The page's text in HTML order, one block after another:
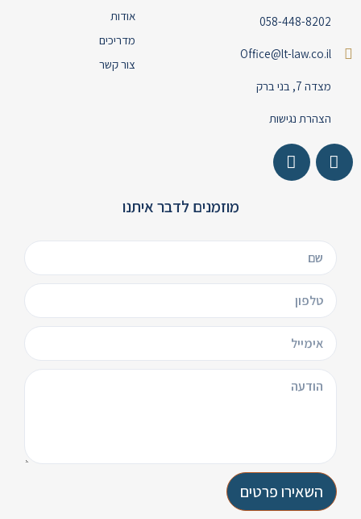
058-448-8202
Office@lt-law.co.il
מצדה 7, בני ברק
הצהרת נגישות
אודות
מדריכים
צור קשר
מוזמנים לדבר איתנו
השאירו פרטים